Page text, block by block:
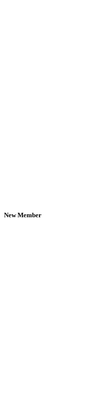
New Member